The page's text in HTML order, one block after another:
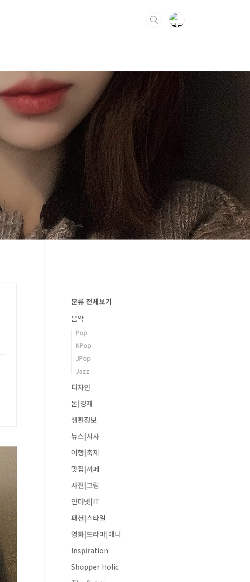
분류 전체보기
음악
Pop
KPop
JPop
Jazz
디자인
돈|경제
생활정보
뉴스|시사
여행|축제
맛집|까페
사진|그림
인터넷|IT
패션|스타일
영화|드라마|애니
Inspiration
Shopper Holic